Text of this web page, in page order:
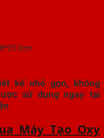
kế nhỏ gọn, không
sử dụng ngay tại
Máy Tạo Oxy